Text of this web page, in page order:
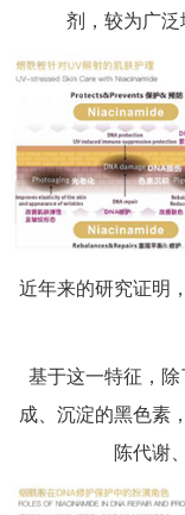
剂，较为广
近年来的研究证明
基于这一特征，
成、沉淀的黑色素
陈代谢